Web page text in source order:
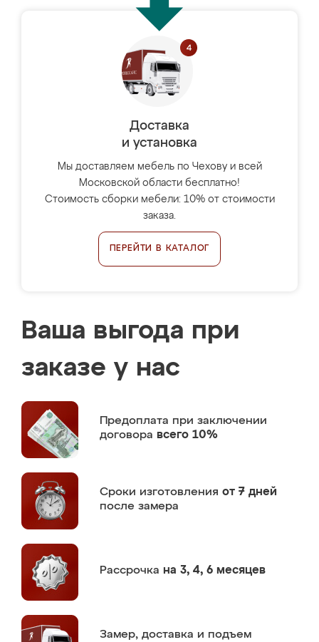
Доставка
и установка
Мы доставляем мебель по Чехову и всей
Московской области бесплатно!
Стоимость сборки мебели: 10% от стоимости
заказа.
ПЕРЕЙТИ В КАТАЛОГ
Ваша выгода при
заказе у нас
Предоплата при заключении
договора всего 10%
Сроки изготовления от 7 дней
после замера
Рассрочка на 3, 4, 6 месяцев
Замер, доставка и подъем